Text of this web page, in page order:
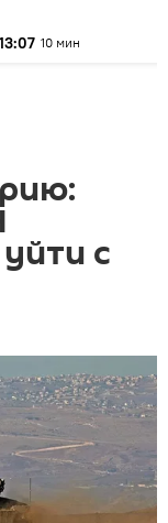
13:07 10 мин
с